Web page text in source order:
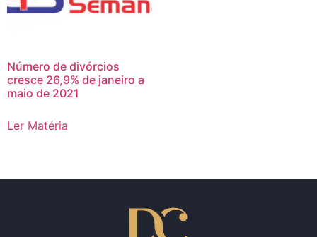
Número de divórcios
cresce 26,9% de janeiro a
maio de 2021
Ler Matéria